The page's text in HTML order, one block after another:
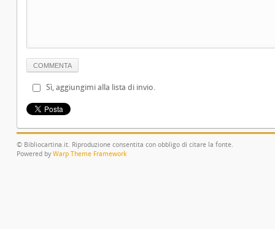
Sì, aggiungimi alla lista di invio.
© Bibliocartina.it. Riproduzione consentita con obbligo di citare la fonte.
Powered by Warp Theme Framework